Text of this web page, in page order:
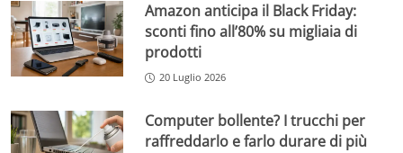
Amazon anticipa il Black Friday:
sconti fino all’80% su migliaia di
prodotti
20 Luglio 2026
Computer bollente? I trucchi per
raffreddarlo e farlo durare di più